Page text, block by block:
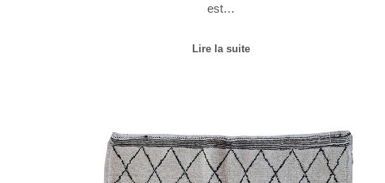
est…
Lire la suite